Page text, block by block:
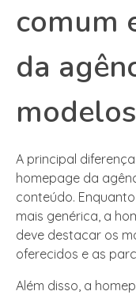
comum
da
A principal
homepage da
conteúdo.
mais genérica, a
deve destacar os
oferecidos e as
Além disso, a